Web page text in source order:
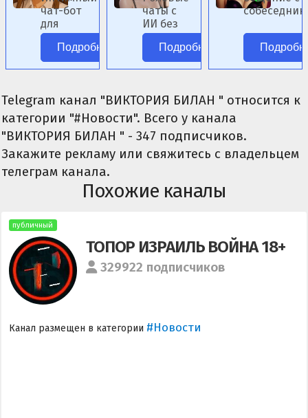
чат-бот
для
ролевых
сценариев.
Подробнее
чаты с
ИИ без
цензуры.
Подробнее
Telegram канал "ВИКТОРИЯ БИЛАН " относится к
категории "#Новости". Всего у канала
"ВИКТОРИЯ БИЛАН " - 347 подписчиков.
Закажите рекламу или свяжитесь с владельцем
телеграм канала.
Похожие каналы
публичный
ТОПОР ИЗРАИЛЬ ВОЙНА 18+
329922 подписчиков
Канал размещен в категории #Новости